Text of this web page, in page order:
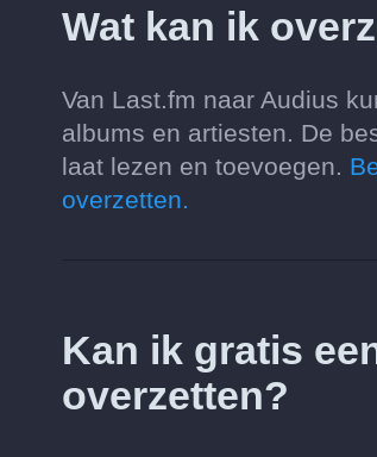
Wat kan ik
Van Last.fm naar Audius
albums en artiesten. De
laat lezen en toevoegen.
overzetten.
Kan ik gratis
overzetten?